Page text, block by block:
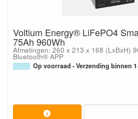
Voltium Energy® LiFePO4
75Ah 960Wh
Afmetingen: 260 x 213 x 168 (LxBxH)
Bluetooth® APP
Op voorraad - Verzending binnen